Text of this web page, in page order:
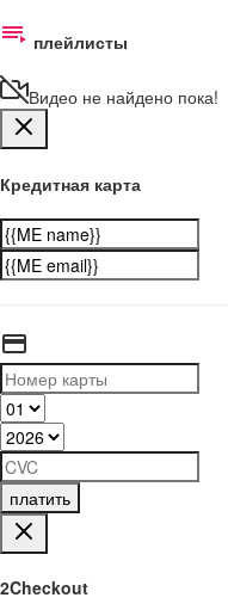
плейлисты
Видео не найдено пока!
Кредитная карта
платить
2Checkout